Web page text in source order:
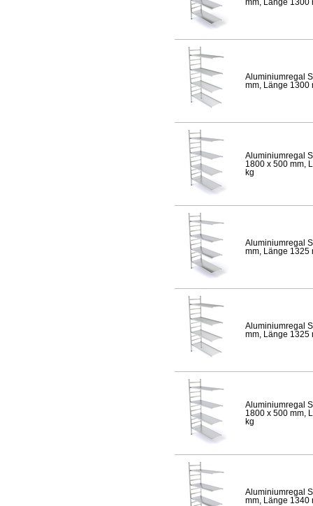
mm, Länge 1300
Aluminiumregal
mm, Länge 1300
Aluminiumregal
1800 x 500 mm,
kg
Aluminiumregal
mm, Länge 1325
Aluminiumregal
mm, Länge 1325
Aluminiumregal
1800 x 500 mm,
kg
Aluminiumregal
mm, Länge 1340